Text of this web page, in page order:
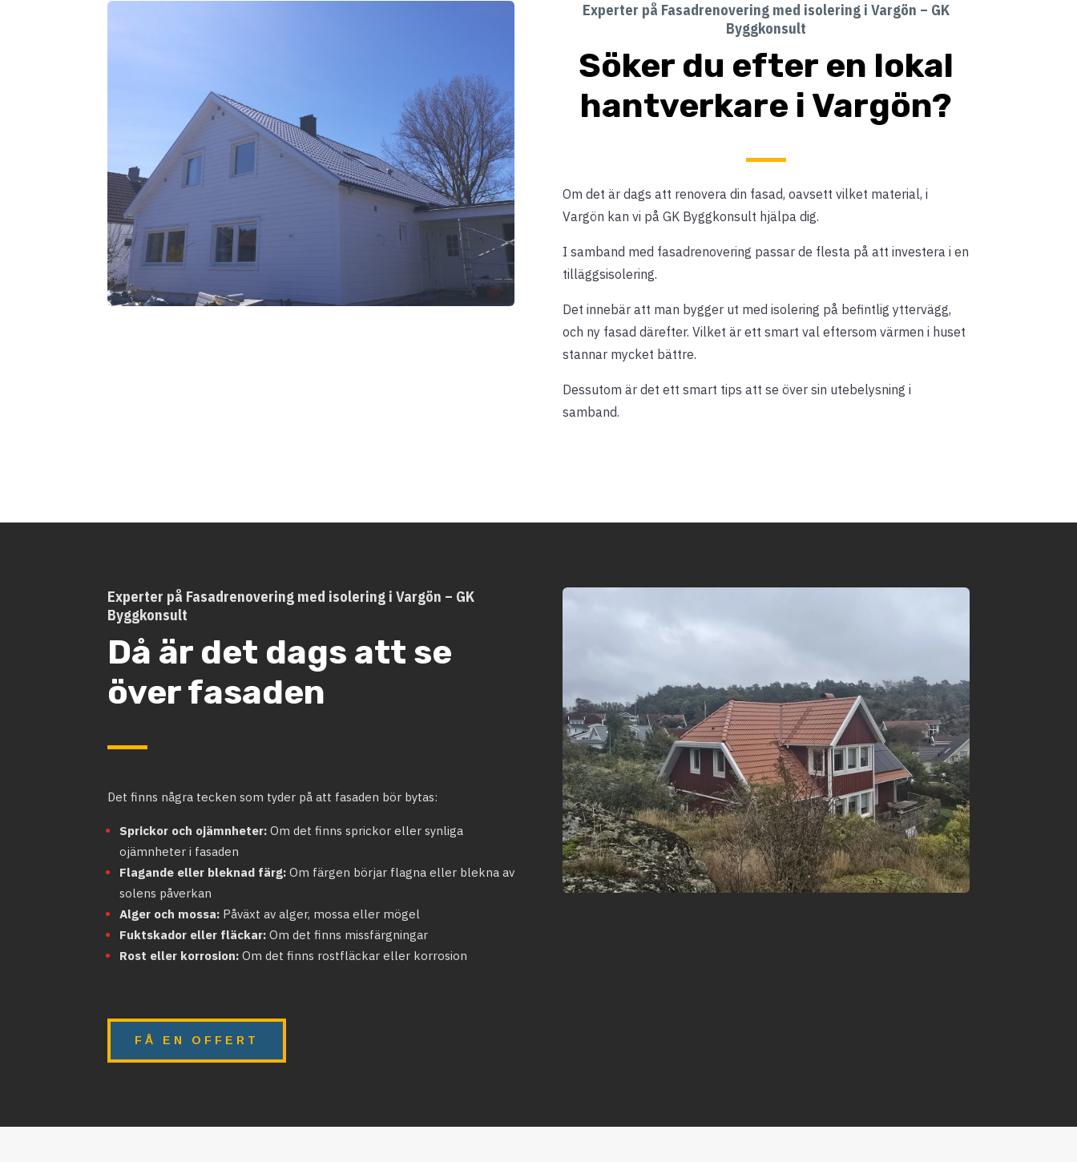
Experter på Fasadrenovering med isolering i Vargön – GK
Byggkonsult
Söker du efter en lokal
hantverkare i Vargön?
Om det är dags att renovera din fasad, oavsett vilket material, i
Vargön kan vi på GK Byggkonsult hjälpa dig.
I samband med fasadrenovering passar de flesta på att investera i en
tilläggsisolering.
Det innebär att man bygger ut med isolering på befintlig yttervägg,
och ny fasad därefter. Vilket är ett smart val eftersom värmen i huset
stannar mycket bättre.
Dessutom är det ett smart tips att se över sin utebelysning i
samband.
Experter på Fasadrenovering med isolering i Vargön – GK
Byggkonsult
Då är det dags att se
över fasaden
Det finns några tecken som tyder på att fasaden bör bytas:
Sprickor och ojämnheter: Om det finns sprickor eller synliga
ojämnheter i fasaden
Flagande eller bleknad färg: Om färgen börjar flagna eller blekna av
solens påverkan
Alger och mossa: Påväxt av alger, mossa eller mögel
Fuktskador eller fläckar: Om det finns missfärgningar
Rost eller korrosion: Om det finns rostfläckar eller korrosion
FÅ EN OFFERT